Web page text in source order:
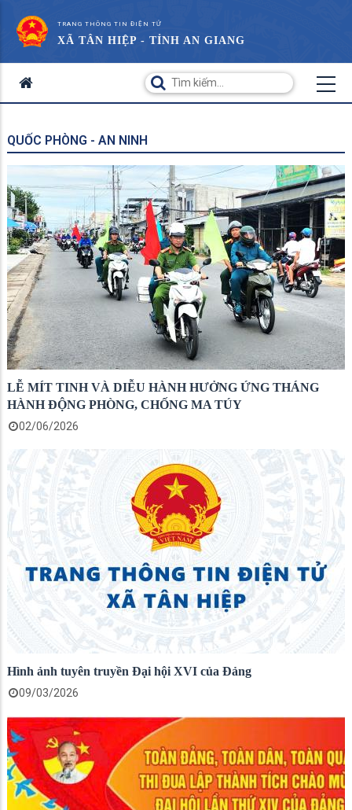
TRANG THÔNG TIN ĐIỆN TỬ
XÃ TÂN HIỆP - TỈNH AN GIANG
QUỐC PHÒNG - AN NINH
LỄ MÍT TINH VÀ DIỄU HÀNH HƯỞNG ỨNG THÁNG
HÀNH ĐỘNG PHÒNG, CHỐNG MA TÚY
02/06/2026
Hình ảnh tuyên truyền Đại hội XVI của Đảng
09/03/2026